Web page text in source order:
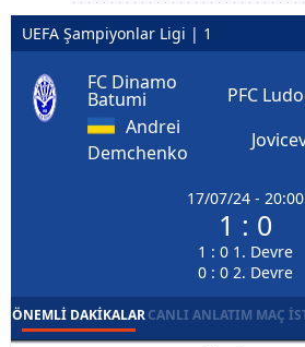
UEFA Şampiyonlar Ligi | 1
FC Dinamo
Batumi
Andrei
Demchenko
17/07/24 - 20:00
1 : 0
1 : 0 1. Devre
0 : 0 2. Devre
PFC
ÖNEMLI DAKIKALARCANLI ANLATIM MAÇ